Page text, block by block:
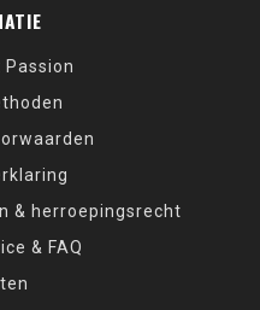
Passion
& herroepingsrecht
& FAQ